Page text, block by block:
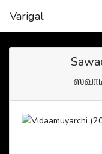
Varigal